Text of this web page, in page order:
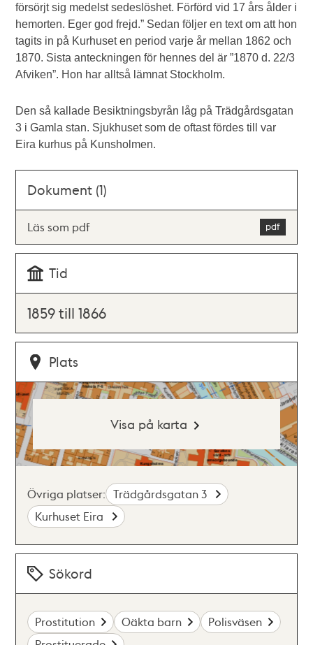
försörjt sig medelst sedeslöshet. Förförd vid 17 års ålder i
hemorten. Eger god frejd.” Sedan följer en text om att hon
tagits in på Kurhuset en period varje år mellan 1862 och
1870. Sista anteckningen för hennes del är ”1870 d. 22/3
Afviken”. Hon har alltså lämnat Stockholm.
Den så kallade Besiktningsbyrån låg på Trädgårdsgatan
3 i Gamla stan. Sjukhuset som de oftast fördes till var
Eira kurhus på Kunsholmen.
Dokument (1)
Läs som pdf
Tid
1859 till 1866
Plats
Visa på karta
Övriga platser: Trädgårdsgatan 3
Kurhuset Eira
Sökord
Prostitution Oäkta barn
Polisväsen